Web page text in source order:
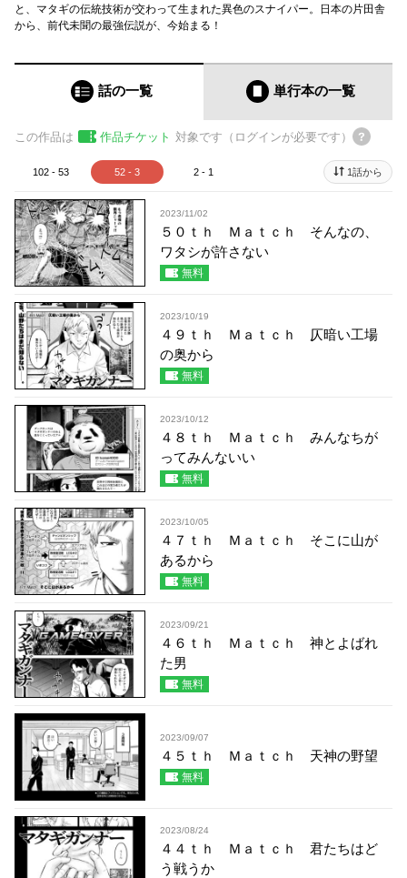
と、マタギの伝統技術が交わって生まれた異色のスナイパー。日本の片田舎
から、前代未聞の最強伝説が、今始まる！
話の一覧 単行本の一覧
この作品は 作品チケット 対象です（ログインが必要です）
102 - 53 52 - 3 2 - 1 1話から
2023/11/02
５０ｔｈ Ｍａｔｃｈ そんなの、
ワタシが許さない
無料
2023/10/19
４９ｔｈ Ｍａｔｃｈ 仄暗い工場
の奥から
無料
2023/10/12
４８ｔｈ Ｍａｔｃｈ みんなちが
ってみんないい
無料
2023/10/05
４７ｔｈ Ｍａｔｃｈ そこに山が
あるから
無料
2023/09/21
４６ｔｈ Ｍａｔｃｈ 神とよばれ
た男
無料
2023/09/07
４５ｔｈ Ｍａｔｃｈ 天神の野望
無料
2023/08/24
４４ｔｈ Ｍａｔｃｈ 君たちはど
う戦うか